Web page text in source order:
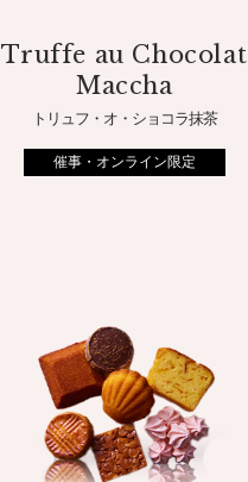
Truffe au Chocolat
Maccha
トリュフ・オ・ショコラ抹茶
催事・オンライン限定